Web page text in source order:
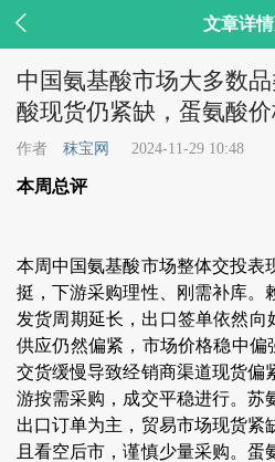
 文章详
中国氨基酸市场大多数
酸现货仍紧缺，蛋氨酸
作者 秣宝网 2024-11-29 10:48
本周总评
本周中国氨基酸市场整体交投表
挺，下游采购理性、刚需补库。
发货周期延长，出口签单依然向
供应仍然偏紧，市场价格稳中偏
交货缓慢导致经销商渠道现货偏
游按需采购，成交平稳进行。苏
出口订单为主，贸易市场现货紧
且看空后市，谨慎少量采购。